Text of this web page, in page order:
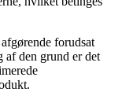
forudsat
af den grund er det